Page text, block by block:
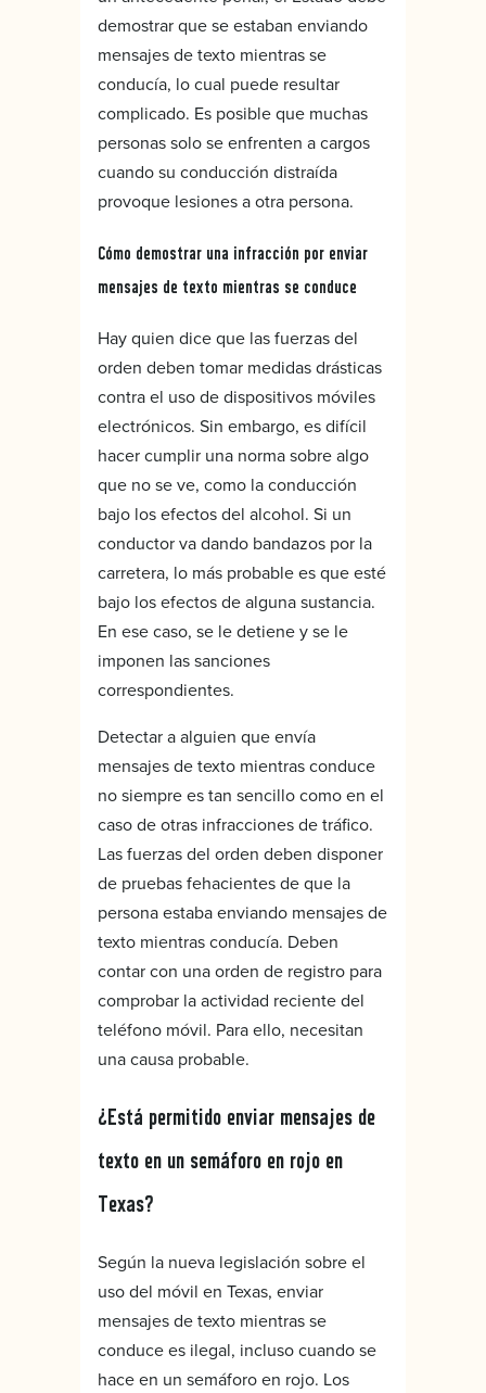
demostrar que se estaban enviando
mensajes de texto mientras se
conducía, lo cual puede resultar
complicado. Es posible que muchas
personas solo se enfrenten a cargos
cuando su conducción distraída
provoque lesiones a otra persona.
Cómo demostrar una infracción por enviar
mensajes de texto mientras se conduce
Hay quien dice que las fuerzas del
orden deben tomar medidas drásticas
contra el uso de dispositivos móviles
electrónicos. Sin embargo, es difícil
hacer cumplir una norma sobre algo
que no se ve, como la conducción
bajo los efectos del alcohol. Si un
conductor va dando bandazos por la
carretera, lo más probable es que esté
bajo los efectos de alguna sustancia.
En ese caso, se le detiene y se le
imponen las sanciones
correspondientes.
Detectar a alguien que envía
mensajes de texto mientras conduce
no siempre es tan sencillo como en el
caso de otras infracciones de tráfico.
Las fuerzas del orden deben disponer
de pruebas fehacientes de que la
persona estaba enviando mensajes de
texto mientras conducía. Deben
contar con una orden de registro para
comprobar la actividad reciente del
teléfono móvil. Para ello, necesitan
una causa probable.
¿Está permitido enviar mensajes de
texto en un semáforo en rojo en
Texas?
Según la nueva legislación sobre el
uso del móvil en Texas, enviar
mensajes de texto mientras se
conduce es ilegal, incluso cuando se
hace en un semáforo en rojo. Los